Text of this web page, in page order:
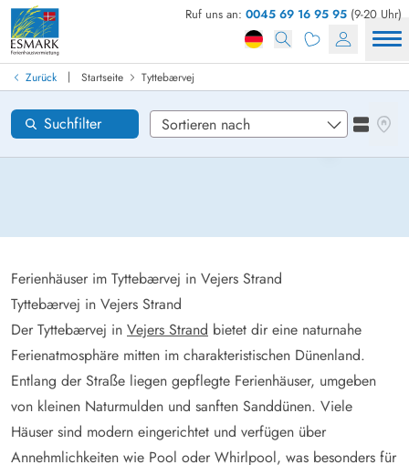
Ruf uns an: 0045 69 16 95 95 (9-20 Uhr)
Zurück | Startseite Tyttebærvej
Tyttebærvej
Ferienhäuser im Tyttebærvej in Vejers Strand
Tyttebærvej in Vejers Strand
Der Tyttebærvej in Vejers Strand bietet dir eine naturnahe
Ferienatmosphäre mitten im charakteristischen Dünenland.
Entlang der Straße liegen gepflegte Ferienhäuser, umgeben
von kleinen Naturmulden und sanften Sanddünen. Viele
Häuser sind modern eingerichtet und verfügen über
Annehmlichkeiten wie Pool oder Whirlpool, was besonders für
Suchfilter
Ferienhaus in Dänemark finden
Anreise
Gebiete
Loading...